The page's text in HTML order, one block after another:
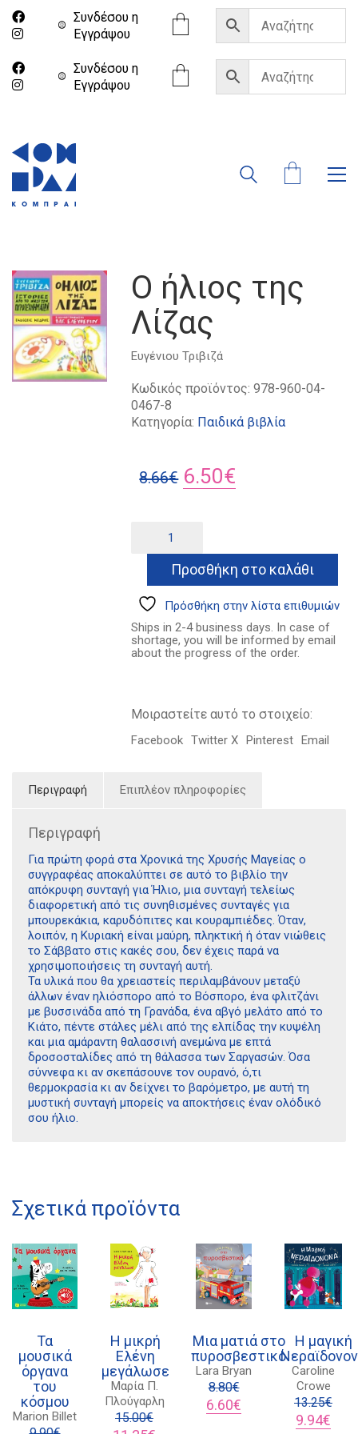
Συνδέσου η
Eγγράψου
Συνδέσου η
Eγγράψου
Ο ήλιος της
Λίζας
Ευγένιου Τριβιζά
Κωδικός προϊόντος:978-960-04-
0467-8
Κατηγορία: Παιδικά βιβλία
8.66€ Original
8.66€.
6.50€
είναι:
6.50€.
της
ποσότητα
Προσθήκη στο καλάθι
Πρόσθήκη στην λίστα επιθυμιών
Ships in 2-4 business days. In case of
shortage, you will be informed by email
about the progress of the order.
Μοιραστείτε αυτό το στοιχείο:
Facebook Twitter X Pinterest Email
Περιγραφή Επιπλέον πληροφορίες
Περιγραφή
Για πρώτη φορά στα Χρονικά της Χρυσής Μαγείας ο
συγγραφέας αποκαλύπτει σε αυτό το βιβλίο την
απόκρυφη συνταγή για Ήλιο, μια συνταγή τελείως
διαφορετική από τις συνηθισμένες συνταγές για
μπουρεκάκια, καρυδόπιτες και κουραμπιέδες. Όταν,
λοιπόν, η Κυριακή είναι μαύρη, πληκτική ή όταν νιώθεις
το Σάββατο στις κακές σου, δεν έχεις παρά να
χρησιμοποιήσεις τη συνταγή αυτή.
Τα υλικά που θα χρειαστείς περιλαμβάνουν μεταξύ
άλλων έναν ηλιόσπορο από το Βόσπορο, ένα φλιτζάνι
με βυσσινάδα από τη Γρανάδα, ένα αβγό μελάτο από το
Κιάτο, πέντε στάλες μέλι από της ελπίδας την κυψέλη
και μια αμάραντη θαλασσινή ανεμώνα με επτά
δροσοσταλίδες από τη θάλασσα των Σαργασών. Όσα
σύννεφα κι αν σκεπάσουνε τον ουρανό, ό,τι
θερμοκρασία κι αν δείχνει το βαρόμετρο, με αυτή τη
μυστική συνταγή μπορείς να αποκτήσεις έναν ολόδικό
σου ήλιο.
Σχετικά προϊόντα
Τα
μουσικά
όργανα
του
κόσμου
Marion Billet
Η μικρή
Ελένη
μεγάλωσε
Μαρία Π.
Πλούγαρλη
15.00€
Μια ματιά στο
πυροσβεστικό
Lara Bryan
8.80€
Original
price
6.60€
τρέχουσα
Η μαγική
Caroline
Crowe
13.25€
Original
9.94€
kombrai.bs@gmail.com
Πολιτική προστασίας δεδομένων
Πολιτική επιστροφών
Τρόποι Πληρωμής
Όροι χρήσης
Αποστολές